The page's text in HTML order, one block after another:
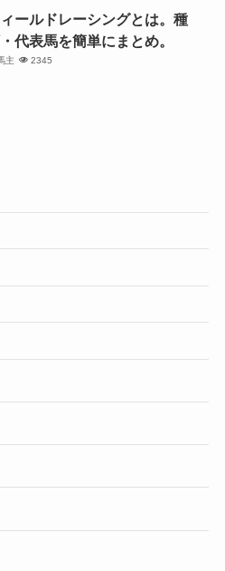
ールドレーシングとは。種
代表馬を簡単にまとめ。
主 2345